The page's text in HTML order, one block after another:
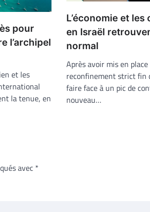
pour
l’archipel
et les
la tenue, en
L’économie et les
en Israël
normal
Après avoir mis en
reconfinement strict fin
faire face à un pic de
nouveau…
avec *